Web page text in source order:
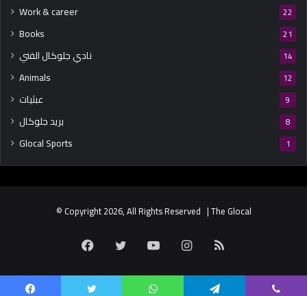
Work & career 22
Books 21
نادي جلوكال الفني 14
Animals 12
عبثيات 9
بريد جلوكال 8
Glocal Sports 1
© Copyright 2026, All Rights Reserved | The Glocal
Facebook Twitter YouTubeInstagram